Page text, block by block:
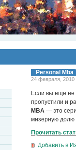
Personal Mba
24 февраля, 2010
Если вы еще
пропустили и
MBA — это
мизерную долю
Прочитать
Добавить в